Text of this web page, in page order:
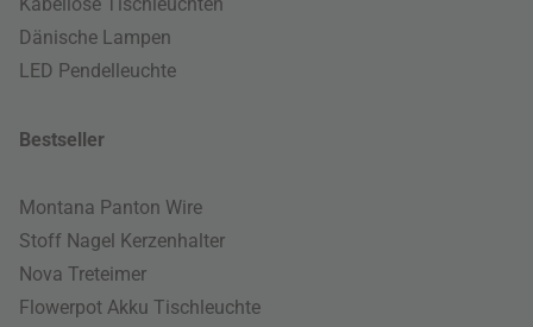
Dänische Lampen
LED Pendelleuchte
Bestseller
Montana Panton Wire
Stoff Nagel Kerzenhalter
Nova Treteimer
Flowerpot Akku Tischleuchte